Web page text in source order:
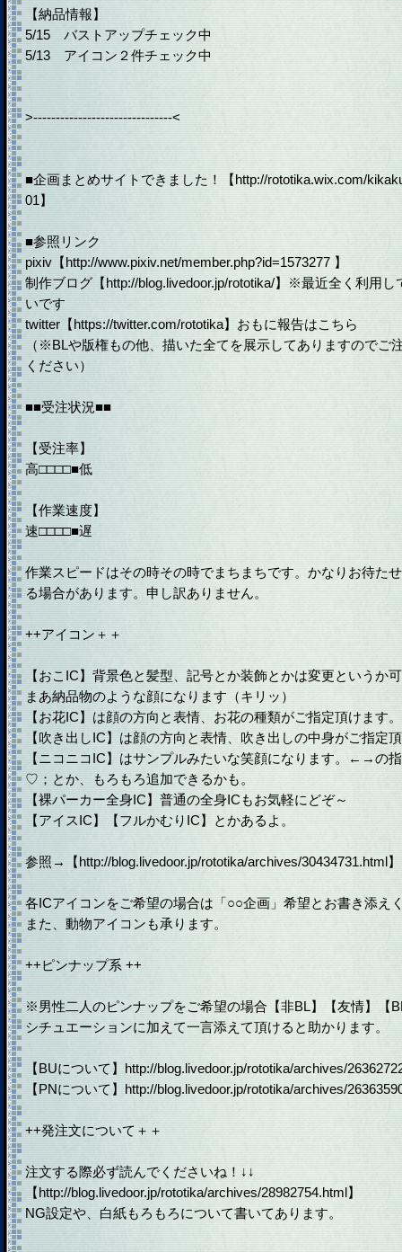
【納品情報】
5/15 バストアップチェック中
5/13 アイコン２件チェック中
>-------------------------------<
■企画まとめサイトできました！【http://rototika.wix.com/
01】
■参照リンク
pixiv【http://www.pixiv.net/member.php?id=1573277 】
制作ブログ【http://blog.livedoor.jp/rototika/】※最近全く利用し
いです
twitter【https://twitter.com/rototika】おもに報告はこちら
（※BLや版権もの他、描いた全てを展示してありますのでご
ください）
■■受注状況■■
【受注率】
高□□□□■低
【作業速度】
速□□□□■遅
作業スピードはその時その時でまちまちです。かなりお待た
る場合があります。申し訳ありません。
++アイコン＋＋
【おこIC】背景色と髪型、記号とか装飾とかは変更というか
まあ納品物のような顔になります（キリッ）
【お花IC】は顔の方向と表情、お花の種類がご指定頂けます。
【吹き出しIC】は顔の方向と表情、吹き出しの中身がご指定
【ニコニコIC】はサンプルみたいな笑顔になります。←→の
♡；とか、もろもろ追加できるかも。
【裸パーカー全身IC】普通の全身ICもお気軽にどぞ～
【アイスIC】【フルかむりIC】とかあるよ。
参照→【http://blog.livedoor.jp/rototika/archives/30434731.html】
各ICアイコンをご希望の場合は「○○企画」希望とお書き添え
また、動物アイコンも承ります。
++ピンナップ系 ++
※男性二人のピンナップをご希望の場合【非BL】【友情】【
シチュエーションに加えて一言添えて頂けると助かります。
【BUについて】http://blog.livedoor.jp/rototika/archives/
【PNについて】http://blog.livedoor.jp/rototika/archives/
++発注文について＋＋
注文する際必ず読んでくださいね！↓↓
【http://blog.livedoor.jp/rototika/archives/28982754.html】
NG設定や、白紙もろもろについて書いてあります。